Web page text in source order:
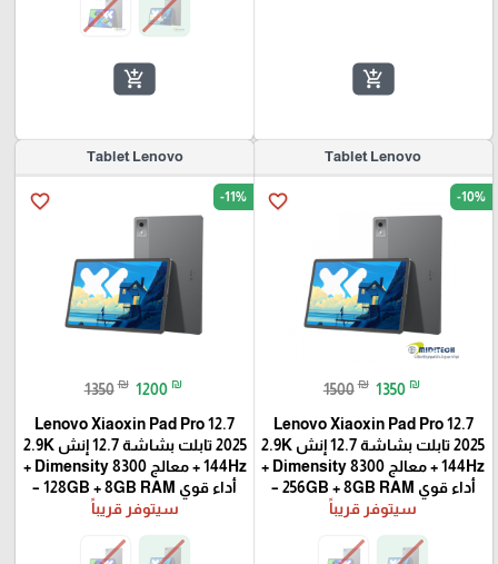
add_shopping_cart
add_shopping_cart
Tablet Lenovo
favorite_border -10%
1500 ₪ 1350 ₪
Lenovo Xiaoxin Pad Pro 12.7
2025 تابلت بشاشة 12.7 إنش 2.9K
144Hz + معالج Dimensity 8300 +
أداء قوي 256GB + 8GB RAM –
سيتوفر قريباً
Tablet Lenovo
favorite_border -11%
1350 ₪ 1200 ₪
Lenovo Xiaoxin Pad Pro 12.7
2025 تابلت بشاشة 12.7 إنش 2.9K
144Hz + معالج Dimensity 8300 +
أداء قوي 128GB + 8GB RAM –
سيتوفر قريباً